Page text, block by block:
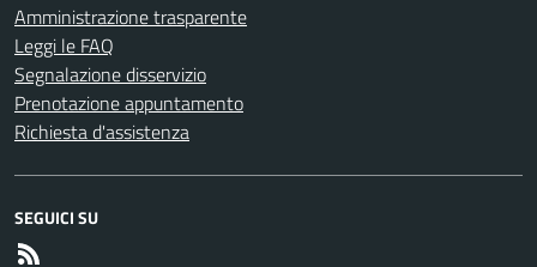
Amministrazione trasparente
Leggi le FAQ
Segnalazione disservizio
Prenotazione appuntamento
Richiesta d'assistenza
SEGUICI SU